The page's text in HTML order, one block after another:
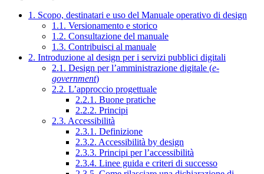
1. Scopo, destinatari e uso del Manuale operativo di design
1.1. Versionamento e storico
1.2. Consultazione del manuale
1.3. Contribuisci al manuale
2. Introduzione al design per i servizi pubblici digitali
2.1. Design per l’amministrazione digitale (e-
government)
2.2. L’approccio progettuale
2.2.1. Buone pratiche
2.2.2. Principi
2.3. Accessibilità
2.3.1. Definizione
2.3.2. Accessibilità by design
2.3.3. Principi per l’accessibilità
2.3.4. Linee guida e criteri di successo